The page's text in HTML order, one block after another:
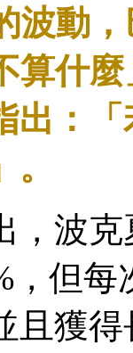
波動
算什
出：
，波
，但
且獲